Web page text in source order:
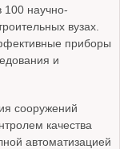
100 научно-
вузах.
приборы
и
сооружений
качества
автоматизацией